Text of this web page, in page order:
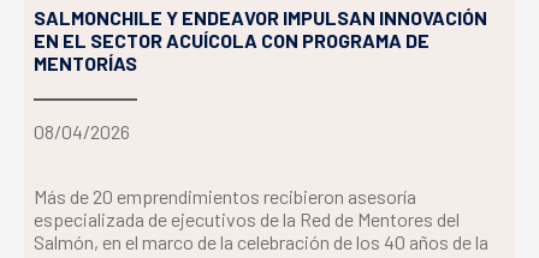
SALMONCHILE Y ENDEAVOR IMPULSAN INNOVACIÓN
EN EL SECTOR ACUÍCOLA CON PROGRAMA DE
MENTORÍAS
08/04/2026
Más de 20 emprendimientos recibieron asesoría
especializada de ejecutivos de la Red de Mentores del
Salmón, en el marco de la celebración de los 40 años de la